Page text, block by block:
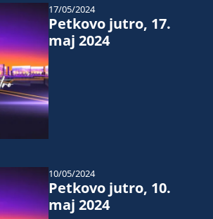
Petkovo jutro, 17.
maj 2024
17/05/2024
Petkovo jutro, 10.
maj 2024
10/05/2024